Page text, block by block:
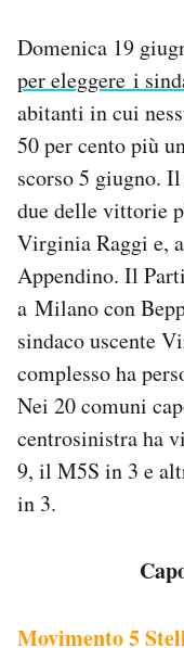
AREA
Area Personale
Newsletter
Notifiche mobile
Regala il Post
Hai bisogno di
Domenica 19
per eleggere i
abitanti in cui
50 per cento più
scorso 5 giugno.
due delle vittorie
Virginia Raggi e,
Appendino. Il
a Milano con
sindaco uscente
complesso ha
Nei 20 comuni
centrosinistra ha
9, il M5S in 3 e
in 3.
Movimento 5